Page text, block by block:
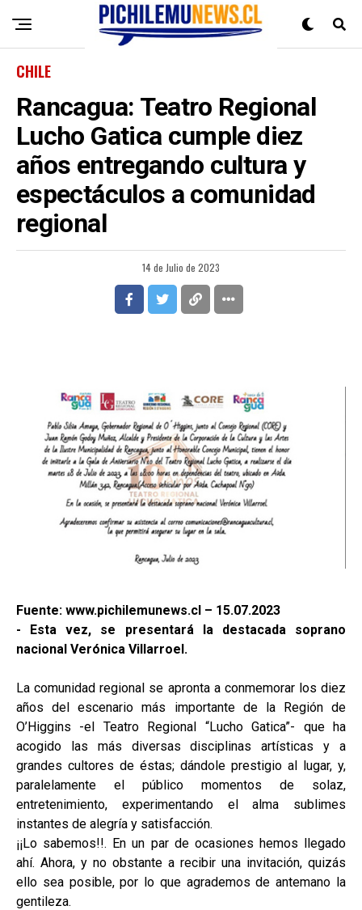
CHILE
Rancagua: Teatro Regional
Lucho Gatica cumple diez
años entregando cultura y
espectáculos a comunidad
regional
14 de Julio de 2023
Fuente: www.pichilemunews.cl – 15.07.2023
- Esta vez, se presentará la destacada soprano
nacional Verónica Villarroel.
La comunidad regional se apronta a conmemorar los diez
años del escenario más importante de la Región de
O’Higgins -el Teatro Regional “Lucho Gatica”- que ha
acogido las más diversas disciplinas artísticas y a
grandes cultores de éstas; dándole prestigio al lugar, y,
paralelamente el público momentos de solaz,
entretenimiento, experimentando el alma sublimes
instantes de alegría y satisfacción.
¡¡Lo sabemos!!. En un par de ocasiones hemos llegado
ahí. Ahora, y no obstante a recibir una invitación, quizás
ello sea posible, por lo que agrademos de antemano la
gentileza.